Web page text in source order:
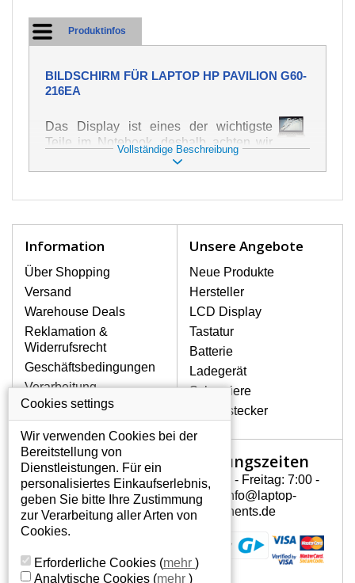
Produktinfos
BILDSCHIRM FÜR LAPTOP HP PAVILION G60-
216EA
Das Display ist eines der wichtigste
Teile im Notebook, deshalb achten wir
auf höchste Qualität dieses Ersatzteils.
Er dient zur Darstellung von Texten und
schnell, deshalb ist es wichtig, mit dem
Zu den häufigsten Beschädigungen
gehören mechanische Schäden, z. B.
ein geborstenes Display oder Risse.
Ferner senkrechte Streifen, das Display
leuchtet nicht, blinkt unregelmäßig oder
ist ungleichmäßig hell.
LCD DISPLAYS HP PAVILION G60-
216EA VON HÖCHSTER
QUALITÄT!
Originaldisplays, die die hohe
Qualitätsklasse A+ erfüllen, also ohne
mangelhafte Pixel, und zwar über die
gesamte Garantiezeit. Zum Beispiel
von den globalen Herstellern AUO,
Chi-Mei, Toshiba, Hannstar,
Chunghwa, Samsung, LG Phillips und
Vollständige Beschreibung
Information
Über Shopping
Versand
Warehouse Deals
Reklamation &
Widerrufsrecht
Geschäftsbedingungen
Verarbeitung
personenbezogener
Daten
Über uns - Impressum
Unsere Angebote
Neue Produkte
Hersteller
LCD Display
Tastatur
Batterie
Ladegerät
Scharniere
Gerätestecker
Mein Konto
Mein Konto
Persönliche Daten
Addressen
Öffnungszeiten
Montag - Freitag: 7:00 -
15:30 info@laptop-
components.de
Cookies settings
Wir verwenden Cookies bei der
Bereitstellung von
Dienstleistungen. Für ein
personalisiertes Einkaufserlebnis,
geben Sie bitte Ihre Zustimmung
zur Verarbeitung aller Arten von
Cookies.
Erforderliche Cookies (mehr )
Analytische Cookies (mehr )